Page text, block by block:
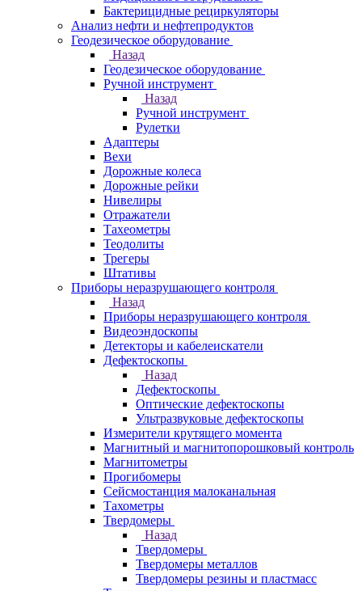
Бактерицидные рециркуляторы
Анализ нефти и нефтепродуктов
Геодезическое оборудование
Назад
Геодезическое оборудование
Ручной инструмент
Назад
Ручной инструмент
Рулетки
Адаптеры
Вехи
Дорожные колеса
Дорожные рейки
Нивелиры
Отражатели
Тахеометры
Теодолиты
Трегеры
Штативы
Приборы неразрушающего контроля
Назад
Приборы неразрушающего контроля
Видеоэндоскопы
Детекторы и кабелеискатели
Дефектоскопы
Назад
Дефектоскопы
Оптические дефектоскопы
Ультразвуковые дефектоскопы
Измерители крутящего момента
Магнитный и магнитопорошковый контроль
Магнитометры
Прогибомеры
Сейсмостанция малоканальная
Тахометры
Твердомеры
Назад
Твердомеры
Твердомеры металлов
Твердомеры резины и пластмасс